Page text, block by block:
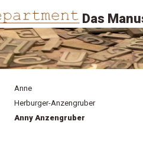
Das
Anne
Herburger-Anzengruber
Anny Anzengruber